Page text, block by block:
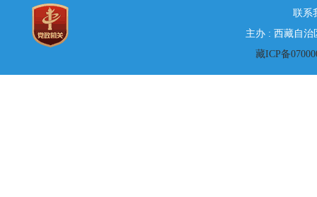
联系
主办 : 西藏自治
藏ICP备